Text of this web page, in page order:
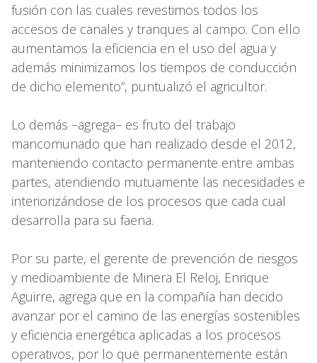
fusión con las cuales revestimos todos los
accesos de canales y tranques al campo. Con ello
aumentamos la eficiencia en el uso del agua y
además minimizamos los tiempos de conducción
de dicho elemento”, puntualizó el agricultor.
Lo demás –agrega– es fruto del trabajo
mancomunado que han realizado desde el 2012,
manteniendo contacto permanente entre ambas
partes, atendiendo mutuamente las necesidades e
interiorizándose de los procesos que cada cual
desarrolla para su faena.
Por su parte, el gerente de prevención de riesgos
y medioambiente de Minera El Reloj, Enrique
Aguirre, agrega que en la compañía han decido
avanzar por el camino de las energías sostenibles
y eficiencia energética aplicadas a los procesos
operativos, por lo que permanentemente están